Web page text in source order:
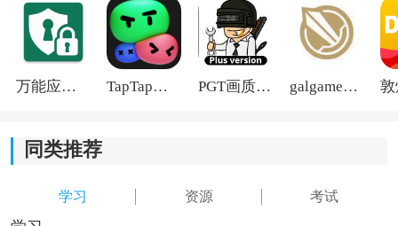
万能应用隐藏 TapTap国际版2026 PGT画质助手旧版 galgame游戏盒子2026
同类推荐
学习 资源 考试